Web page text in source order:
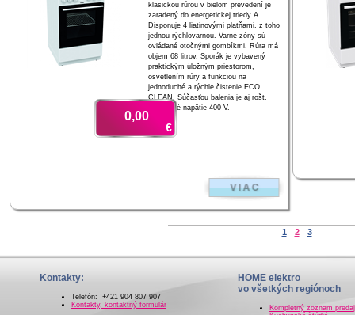
klasickou rúrou v bielom prevedení je
zaradený do energetickej triedy A.
Disponuje 4 liatinovými platňami, z toho
jednou rýchlovarnou. Varné zóny sú
ovládané otočnými gombíkmi. Rúra má
objem 68 litrov. Sporák je vybavený
praktickým úložným priestorom,
osvetlením rúry a funkciou na
jednoduché a rýchle čistenie ECO
CLEAN. Súčasťou balenia je aj rošt.
Elektrické napätie 400 V.
0,00
€
1 2 3
Kontakty:
Telefón: +421 904 807 907
Kontakty, kontaktný formulár
HOME elektro
vo všetkých regiónoch
Kompletný zoznam